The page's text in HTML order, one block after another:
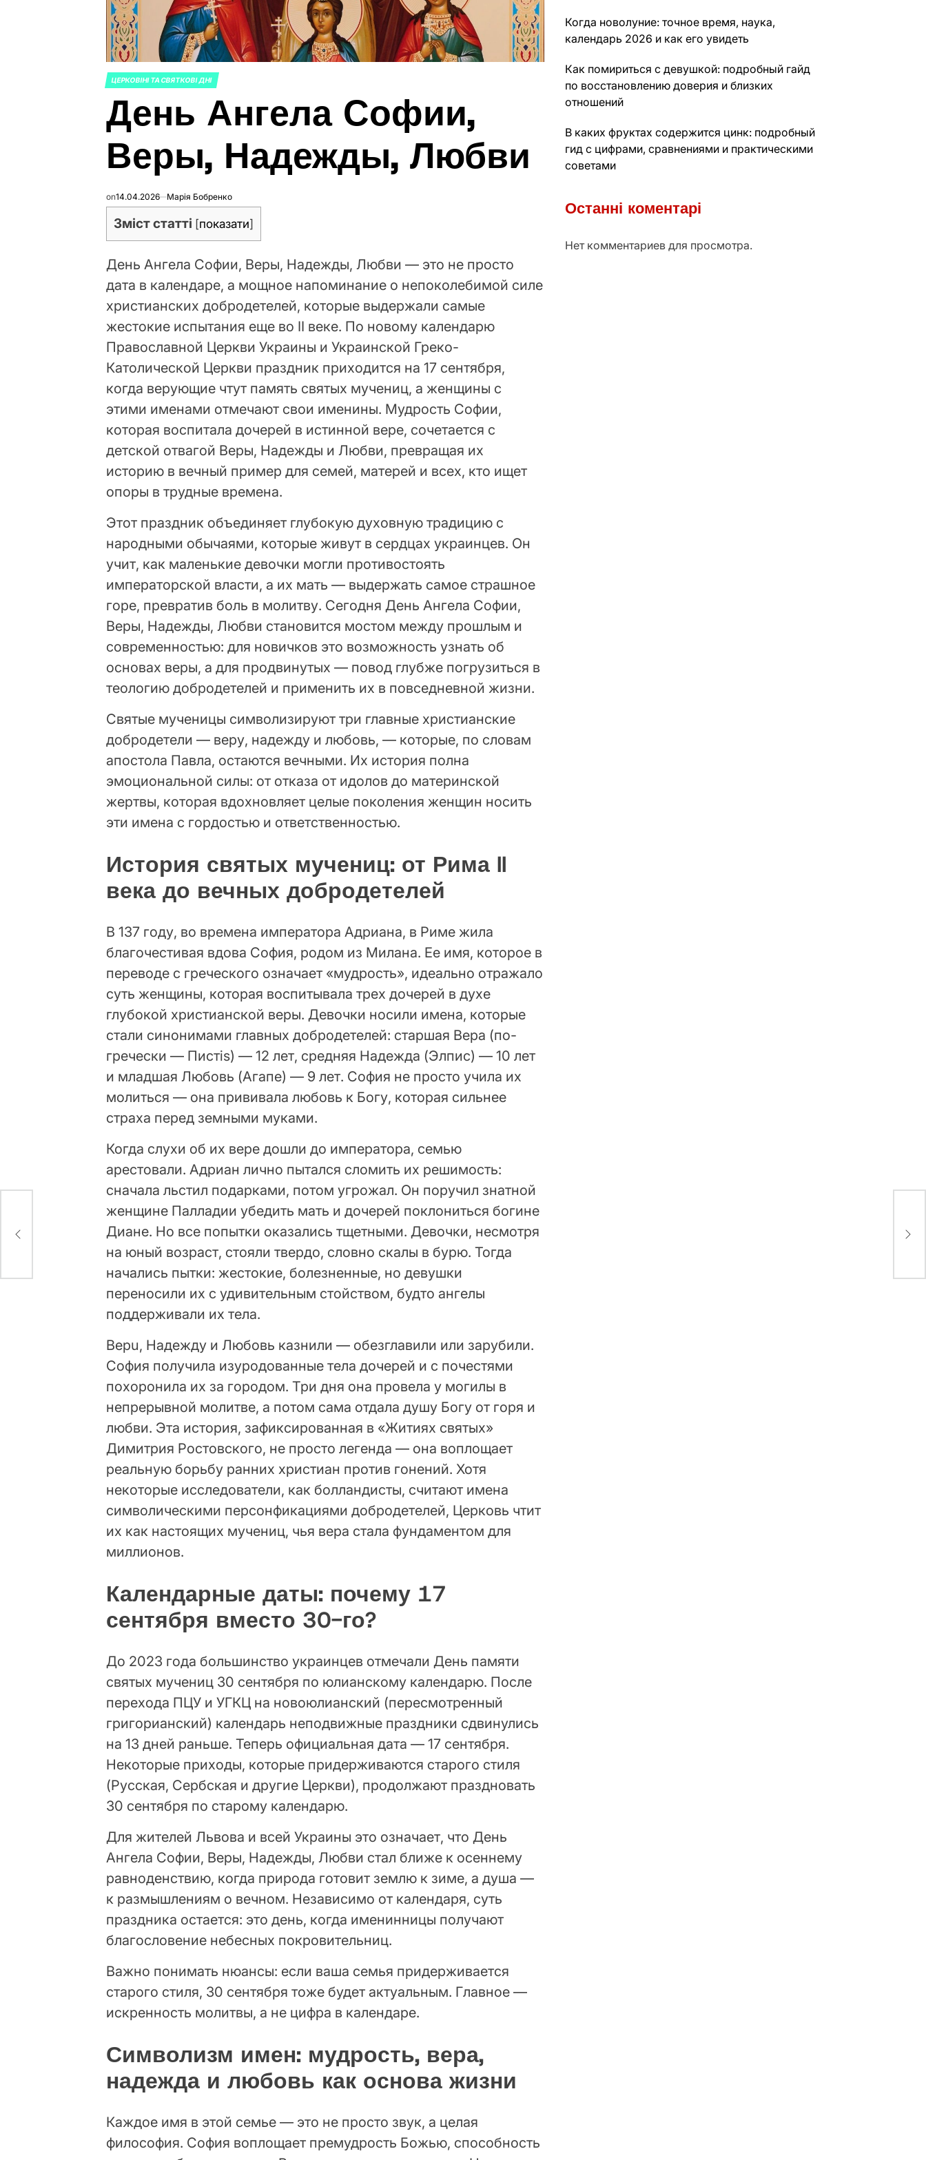
ОПУБЛИКОВАНО
ЦЕРКОВІНІ ТА СВЯТКОВІ ДНІ
День Ангела Софии,
Веры, Надежды, Любви
on14.04.2026 Марія Бобренко
Зміст статті [показати]
День Ангела Софии, Веры, Надежды, Любви — это не просто
дата в календаре, а мощное напоминание о непоколебимой силе
христианских добродетелей, которые выдержали самые
жестокие испытания еще во II веке. По новому календарю
Православной Церкви Украины и Украинской Греко-
Католической Церкви праздник приходится на 17 сентября,
когда верующие чтут память святых мучениц, а женщины с
этими именами отмечают свои именины. Мудрость Софии,
которая воспитала дочерей в истинной вере, сочетается с
детской отвагой Веры, Надежды и Любви, превращая их
историю в вечный пример для семей, матерей и всех, кто ищет
опоры в трудные времена.
Этот праздник объединяет глубокую духовную традицию с
народными обычаями, которые живут в сердцах украинцев. Он
учит, как маленькие девочки могли противостоять
императорской власти, а их мать — выдержать самое страшное
горе, превратив боль в молитву. Сегодня День Ангела Софии,
Веры, Надежды, Любви становится мостом между прошлым и
современностью: для новичков это возможность узнать об
основах веры, а для продвинутых — повод глубже погрузиться в
теологию добродетелей и применить их в повседневной жизни.
Святые мученицы символизируют три главные христианские
добродетели — веру, надежду и любовь, — которые, по словам
апостола Павла, остаются вечными. Их история полна
эмоциональной силы: от отказа от идолов до материнской
жертвы, которая вдохновляет целые поколения женщин носить
эти имена с гордостью и ответственностью.
История святых мучениц: от Рима II
века до вечных добродетелей
В 137 году, во времена императора Адриана, в Риме жила
благочестивая вдова София, родом из Милана. Ее имя, которое в
переводе с греческого означает «мудрость», идеально отражало
суть женщины, которая воспитывала трех дочерей в духе
глубокой христианской веры. Девочки носили имена, которые
стали синонимами главных добродетелей: старшая Вера (по-
гречески — Пистis) — 12 лет, средняя Надежда (Элпис) — 10 лет
и младшая Любовь (Агапе) — 9 лет. София не просто учила их
молиться — она прививала любовь к Богу, которая сильнее
страха перед земными муками.
Когда слухи об их вере дошли до императора, семью
арестовали. Адриан лично пытался сломить их решимость:
сначала льстил подарками, потом угрожал. Он поручил знатной
женщине Палладии убедить мать и дочерей поклониться богине
Диане. Но все попытки оказались тщетными. Девочки, несмотря
на юный возраст, стояли твердо, словно скалы в бурю. Тогда
начались пытки: жестокие, болезненные, но девушки
переносили их с удивительным стойством, будто ангелы
поддерживали их тела.
Верu, Надежду и Любовь казнили — обезглавили или зарубили.
София получила изуродованные тела дочерей и с почестями
похоронила их за городом. Три дня она провела у могилы в
непрерывной молитве, а потом сама отдала душу Богу от горя и
любви. Эта история, зафиксированная в «Житиях святых»
Димитрия Ростовского, не просто легенда — она воплощает
реальную борьбу ранних христиан против гонений. Хотя
некоторые исследователи, как болландисты, считают имена
символическими персонфикациями добродетелей, Церковь чтит
их как настоящих мучениц, чья вера стала фундаментом для
миллионов.
Календарные даты: почему 17
сентября вместо 30-го?
До 2023 года большинство украинцев отмечали День памяти
святых мучениц 30 сентября по юлианскому календарю. После
перехода ПЦУ и УГКЦ на новоюлианский (пересмотренный
григорианский) календарь неподвижные праздники сдвинулись
на 13 дней раньше. Теперь официальная дата — 17 сентября.
Некоторые приходы, которые придерживаются старого стиля
(Русская, Сербская и другие Церкви), продолжают праздновать
30 сентября по старому календарю.
Для жителей Львова и всей Украины это означает, что День
Ангела Софии, Веры, Надежды, Любви стал ближе к осеннему
равноденствию, когда природа готовит землю к зиме, а душа —
к размышлениям о вечном. Независимо от календаря, суть
праздника остается: это день, когда именинницы получают
благословение небесных покровительниц.
Важно понимать нюансы: если ваша семья придерживается
старого стиля, 30 сентября тоже будет актуальным. Главное —
искренность молитвы, а не цифра в календаре.
Символизм имен: мудрость, вера,
надежда и любовь как основа жизни
Каждое имя в этой семье — это не просто звук, а целая
философия. София воплощает премудрость Божью, способность
Когда новолуние: точное время, наука,
календарь 2026 и как его увидеть
Как помириться с девушкой: подробный гайд
по восстановлению доверия и близких
отношений
В каких фруктах содержится цинк: подробный
гид с цифрами, сравнениями и практическими
советами
Останні коментарі
Нет комментариев для просмотра.